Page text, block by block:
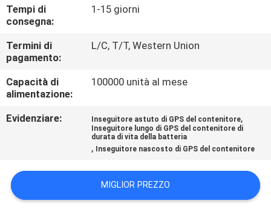
CONTATTICI
RICHIEDA
UNA
DEL
SITO
Tempi di
consegna:
1-15 giorni
Termini di
pagamento:
L/C, T/T, Western Union
Capacità di
alimentazione:
100000 unità al mese
Evidenziare: Inseguitore astuto di GPS del contenitore,
Inseguitore lungo di GPS del contenitore di
durata di vita della batteria
, Inseguitore nascosto di GPS del contenitore
MIGLIOR PREZZO